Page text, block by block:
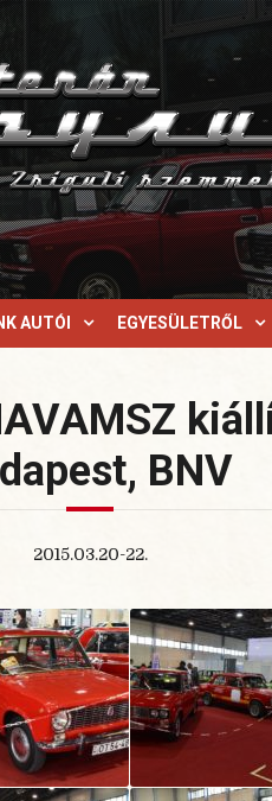
AUTÓI EGYESÜLETRŐL
BNV
2015.03.20-22.